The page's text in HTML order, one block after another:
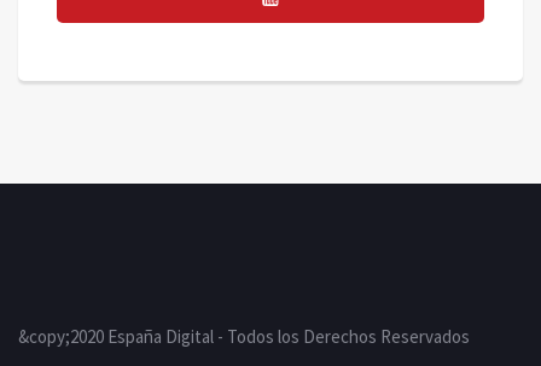
&copy;2020 España Digital - Todos los Derechos Reservados